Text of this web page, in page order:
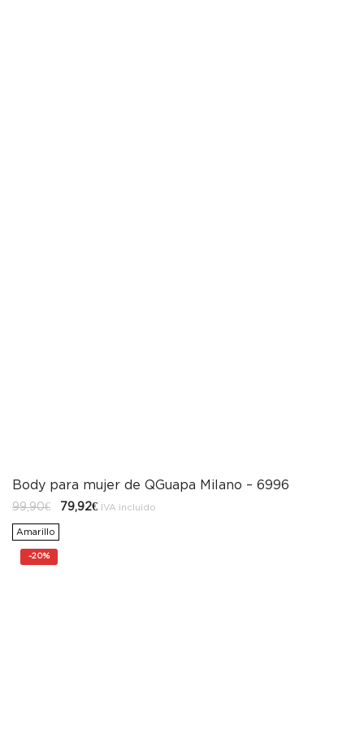
Body para mujer de QGuapa Milano – 6996
99,90€
El
original
era:
99,90€.
79,92€ElIVA incluido
Amarillo
-20%